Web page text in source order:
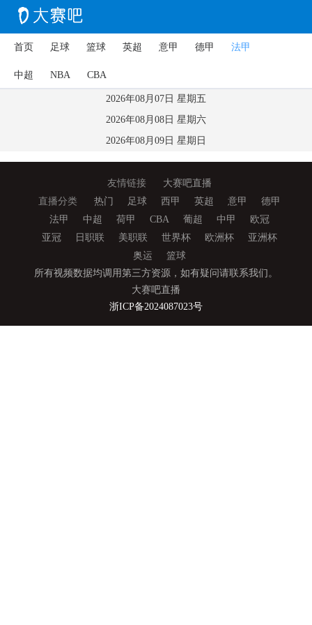
首页 足球 篮球 英超 意甲 德甲 法甲
中超 NBA CBA
2026年08月07日 星期五
2026年08月08日 星期六
2026年08月09日 星期日
友情链接
大赛吧直播
直播分类
热门 足球 西甲 英超 意甲
德甲
法甲
中超 荷甲 CBA 葡超 中甲
欧冠
亚冠
日职联 美职联 世界杯 欧洲杯
亚洲杯
奥运
篮球
所有视频数据均调用第三方资源，如有疑问请联系我们。
大赛吧直播
浙ICP备2024087023号